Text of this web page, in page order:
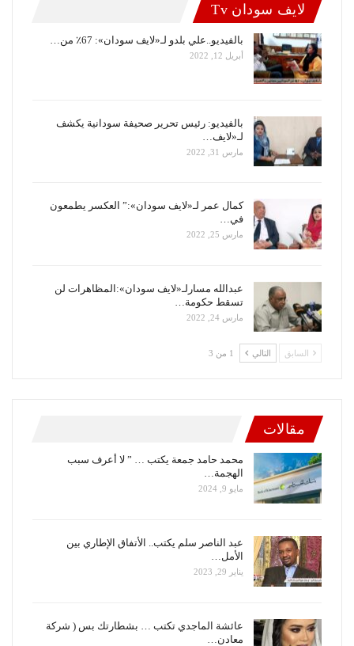
لايف سودان Tv
بالفيديو..علي بلدو لـ«لايف سودان»: 67٪ من…
أبريل 12, 2022
بالفيديو: رئيس تحرير صحيفة سودانية يكشف
لـ«لايف…
مارس 31, 2022
كمال عمر لـ«لايف سودان»:” العكسر يطمعون
في…
مارس 25, 2022
عبدالله مسارلـ«لايف سودان»:المظاهرات لن
تسقط حكومة…
مارس 24, 2022
السابق التالي 1 من 3
مقالات
محمد حامد جمعة يكتب … ” لا أعرف سبب
الهجمة…
مايو 9, 2024
عبد الناصر سلم يكتب.. الأتفاق الإطاري بين
الأمل…
يناير 29, 2023
عائشة الماجدي تكتب … بشطارتك بس ( شركة
معادن…